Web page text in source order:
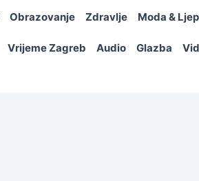
Obrazovanje Zdravlje Moda &
Vrijeme Zagreb Audio Glazba